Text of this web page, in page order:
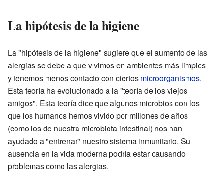
La hipótesis de la higiene
La "hipótesis de la higiene" sugiere que el aumento de las
alergias se debe a que vivimos en ambientes más limpios
y tenemos menos contacto con ciertos microorganismos.
Esta teoría ha evolucionado a la "teoría de los viejos
amigos". Esta teoría dice que algunos microbios con los
que los humanos hemos vivido por millones de años
(como los de nuestra microbiota intestinal) nos han
ayudado a "entrenar" nuestro sistema inmunitario. Su
ausencia en la vida moderna podría estar causando
problemas como las alergias.